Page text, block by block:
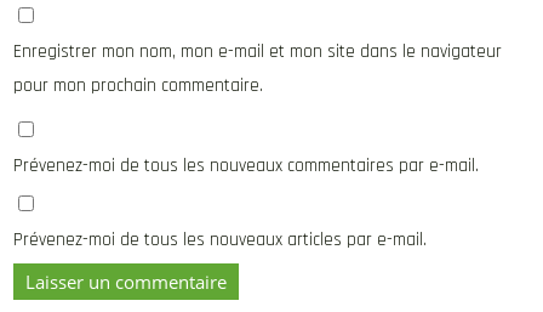
Enregistrer mon nom, mon e-mail et mon site dans le navigateur
pour mon prochain commentaire.
Prévenez-moi de tous les nouveaux commentaires par e-mail.
Prévenez-moi de tous les nouveaux articles par e-mail.